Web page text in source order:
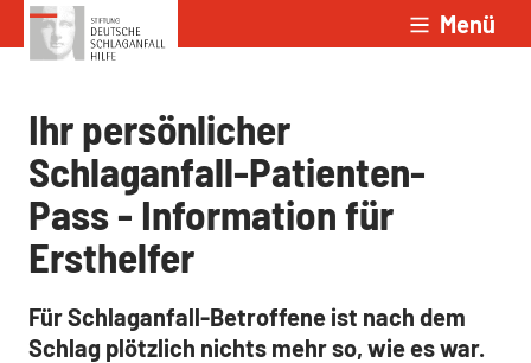
Zum Inhalt springen Menü
Ihr persönlicher
Schlaganfall-Patienten-
Pass - Information für
Ersthelfer
Für Schlaganfall-Betroffene ist nach dem
Schlag plötzlich nichts mehr so, wie es war.